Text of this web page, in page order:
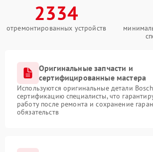
2334
отремонтированных устройств
Оригинальные запчасти и
сертифицированные мастера
Используются оригинальные детали
сертификацию специалисты, что
работу после ремонта и сохранение
обязательств